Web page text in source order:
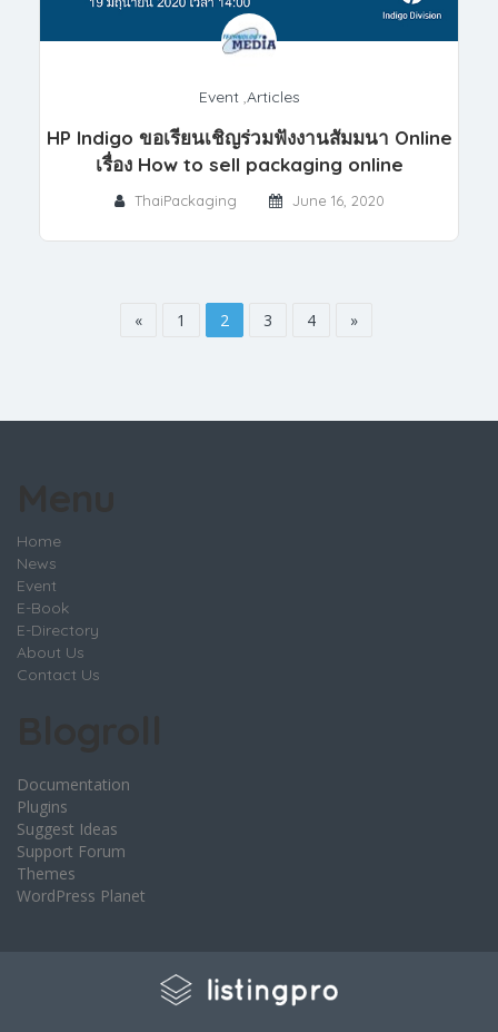
Event,Articles
HP Indigo ขอเรียนเชิญร่วมฟังงานสัมมนา Online
เรื่อง How to sell packaging online
ThaiPackaging June 16, 2020
« 1 2 3 4 »
Home
News
Event
E-Book
E-Directory
About Us
Contact Us
Documentation
Plugins
Suggest Ideas
Support Forum
Themes
WordPress Planet